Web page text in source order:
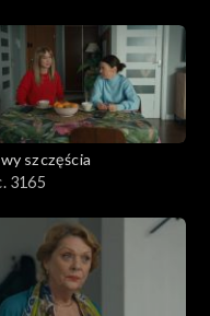
szczęścia
3165